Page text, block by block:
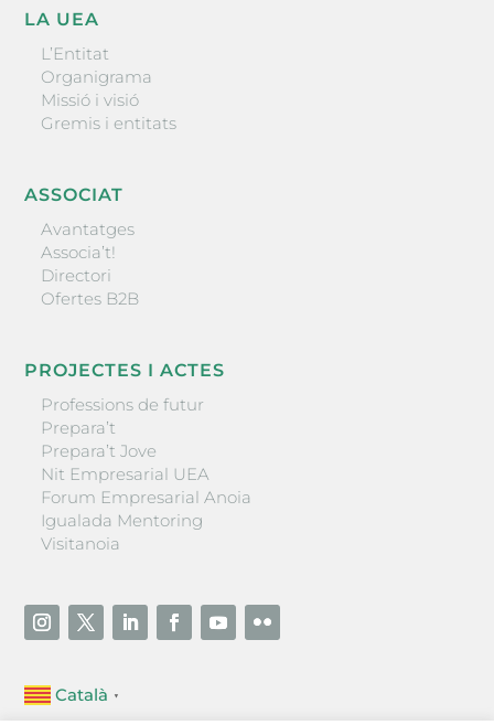
LA UEA
L’Entitat
Organigrama
Missió i visió
Gremis i entitats
ASSOCIAT
Avantatges
Associa’t!
Directori
Ofertes B2B
PROJECTES I ACTES
Professions de futur
Prepara’t
Prepara’t Jove
Nit Empresarial UEA
Forum Empresarial Anoia
Igualada Mentoring
Visitanoia
Català ▼